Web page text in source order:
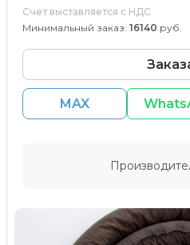
Счет выставляется с НДС
Минимальный заказ: 16140 руб.
MAX